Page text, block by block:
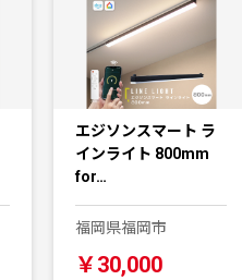
エジソンスマート ラ
インライト 800mm
for…
福岡県福岡市
￥30,000